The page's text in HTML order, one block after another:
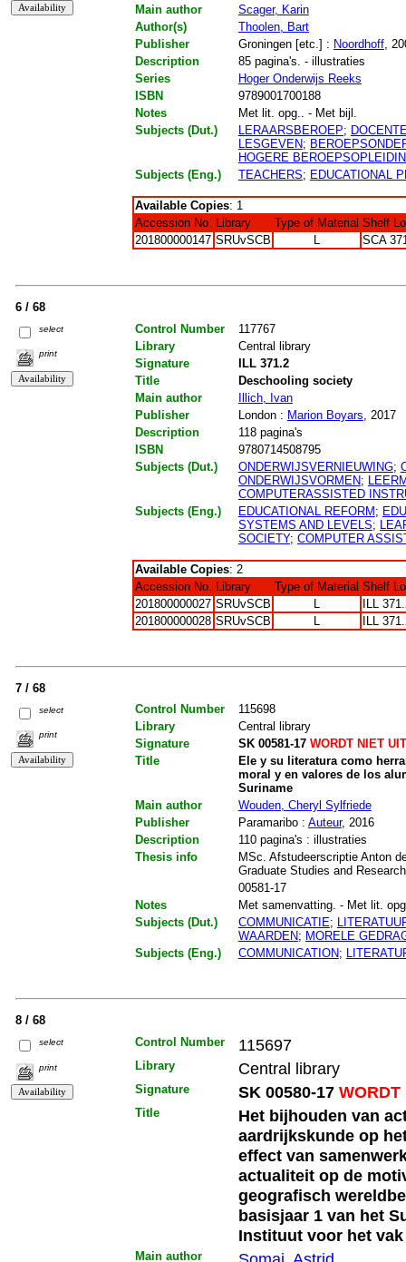
Main author
Scager, Karin
Author(s)
Thoolen, Bart
Publisher
Groningen [etc.] : Noordhoff,
Description
85 pagina's. - illustraties
Series
Hoger Onderwijs Reeks
ISBN
9789001700188
Notes
Met lit. opg.. - Met bijl.
Subjects (Dut.)
LERAARSBEROEP;
LESGEVEN;
HOGERE
Subjects (Eng.)
TEACHERS; EDUCATIONAL
Available Copies: 1
Accession No.
Library Type of Material Shelf
201800000147 SRUvSCB SCA
6 / 68
select
print
Control Number
117767
Library
Central library
Signature
ILL 371.2
Title
Deschooling society
Main author
Illich, Ivan
Publisher
London : Marion Boyars , 2017
Description
118 pagina's
ISBN
9780714508795
Subjects (Dut.)
ONDERWIJSVERNIEUWING;
ONDERWIJSVORMEN;
COMPUTERASSISTED
Subjects (Eng.)
EDUCATIONAL REFORM;
SYSTEMS AND LEVELS;
SOCIETY; COMPUTER
Available Copies: 2
Accession No. Library Type of Material Shelf
201800000027 SRUvSCB L
ILL
201800000028 SRUvSCB L ILL
7 / 68
select
print
Control Number
115698
Library
Central library
Signature
SK 00581-17WORDT NIET
Title
Ele y su literatura como
moral y en valores de los
Suriname
Main author
Wouden, Cheryl Sylfriede
Publisher
Paramaribo : Auteur, 2016
Description
110 pagina's : illustraties
Thesis info
MSc. Afstudeerscriptie Anton
Graduate Studies and
00581-17
Notes
Met samenvatting. - Met lit.
Subjects (Dut.)
COMMUNICATIE;
WAARDEN; MORELE
Subjects (Eng.)
COMMUNICATION;
8 / 68
select
print
Control Number 115697
Library Central library
Signature SK 00580-17WORDT
Title
Het bijhouden van
aardrijkskunde op
effect van
actualiteit op de
geografisch
basisjaar 1 van het
Instituut voor het
Main author